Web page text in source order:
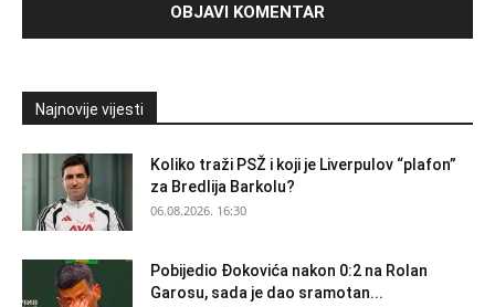
Najnovije vijesti
Koliko traži PSŽ i koji je Liverpulov “plafon”
za Bredlija Barkolu?
06.08.2026. 16:30
Pobijedio Đokovića nakon 0:2 na Rolan
Garosu, sada je dao sramotan...